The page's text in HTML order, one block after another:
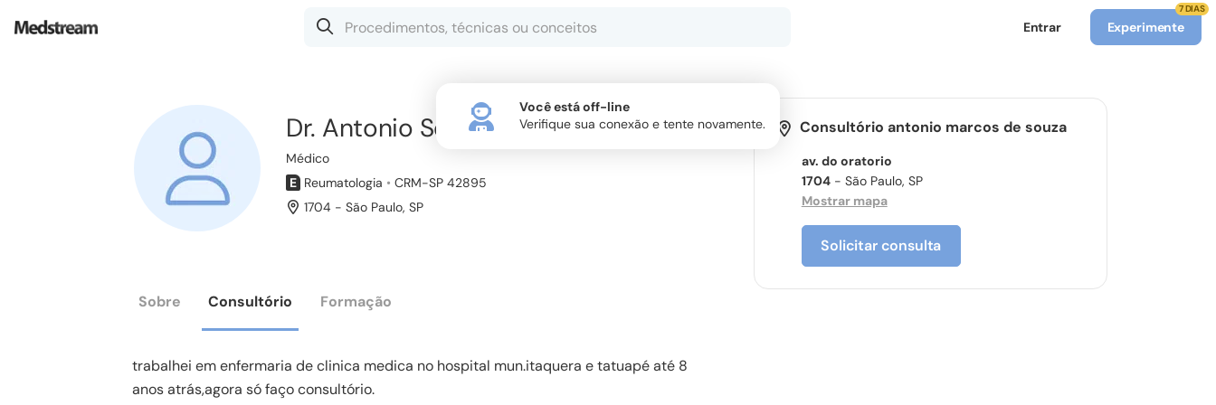
Entrar Experimente
7 DIAS
Dr. Antonio Souza
Médico
E Reumatologia • CRM-SP 42895
1704 - São Paulo, SP
Sobre Consultório Formação
trabalhei em enfermaria de clinica medica no hospital mun.itaquera e tatuapé até 8
anos atrás,agora só faço consultório.
Consultório antonio marcos de souza
av. do oratorio
1704- São Paulo, SP
Mostrar mapa
Solicitar consulta
Você está off-line
Verifique sua conexão e tente novamente.